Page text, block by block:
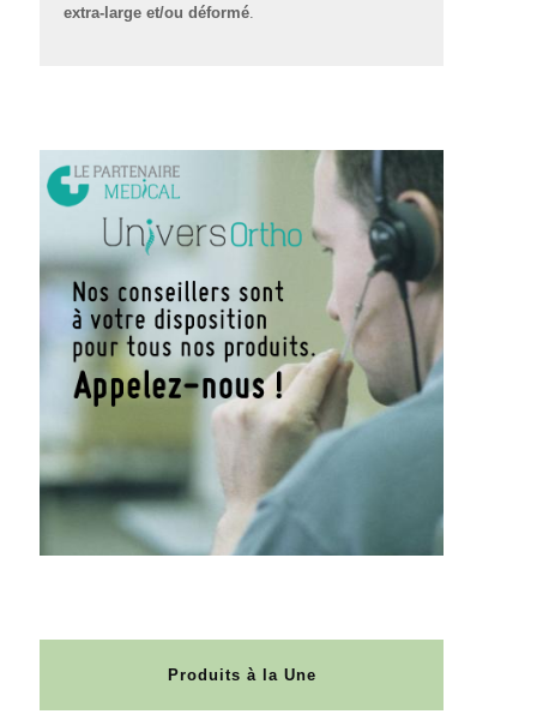
extra-large et/ou déformé.
Produits à la Une